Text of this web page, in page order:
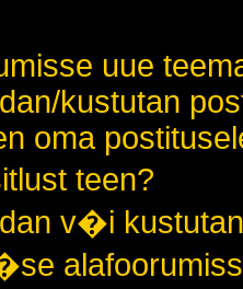
uue
kustutan
oma
teen?
v�i